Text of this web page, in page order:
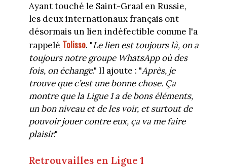
Ayant touché le Saint-Graal en Russie,
les deux internationaux français ont
désormais un lien indéfectible comme l'a
rappelé Tolisso. "Le lien est toujours là, on a
toujours notre groupe WhatsApp où des
fois, on échange." Il ajoute : "Après, je
trouve que c’est une bonne chose. Ça
montre que la Ligue 1 a de bons éléments,
un bon niveau et de les voir, et surtout de
pouvoir jouer contre eux, ça va me faire
plaisir."
Retrouvailles en Ligue 1